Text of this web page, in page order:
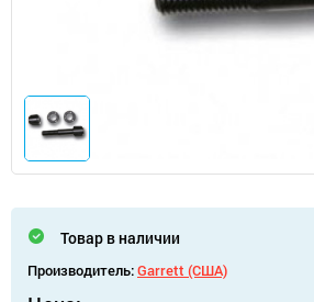
Товар в наличии
Производитель:Garrett (США)